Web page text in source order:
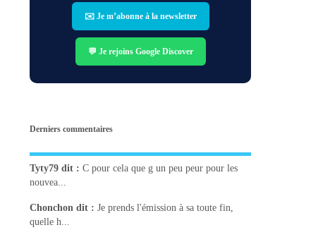
✉️ Je m’abonne à la newsletter
💬 Je rejoins Google Discover
Derniers commentaires
Tyty79 dit : C pour cela que g un peu peur pour les
nouvea...
Chonchon dit : Je prends l'émission à sa toute fin,
quelle h...